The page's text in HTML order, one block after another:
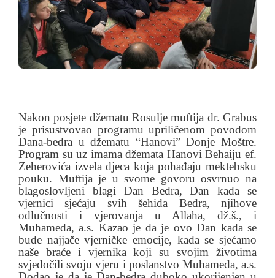
Nakon posjete džematu Rosulje muftija dr. Grabus
je prisustvovao programu upriličenom povodom
Dana-bedra u džematu “Hanovi” Donje Moštre.
Program su uz imama džemata Hanovi Behaiju ef.
Zeherovića izvela djeca koja pohađaju mektebsku
pouku. Muftija je u svome govoru osvrnuo na
blagoslovljeni blagi Dan Bedra, Dan kada se
vjernici sjećaju svih šehida Bedra, njihove
odlučnosti i vjerovanja u Allaha, dž.š., i
Muhameda, a.s. Kazao je da je ovo Dan kada se
bude najjače vjerničke emocije, kada se sjećamo
naše braće i vjernika koji su svojim životima
svjedočili svoju vjeru i poslanstvo Muhameda, a.s.